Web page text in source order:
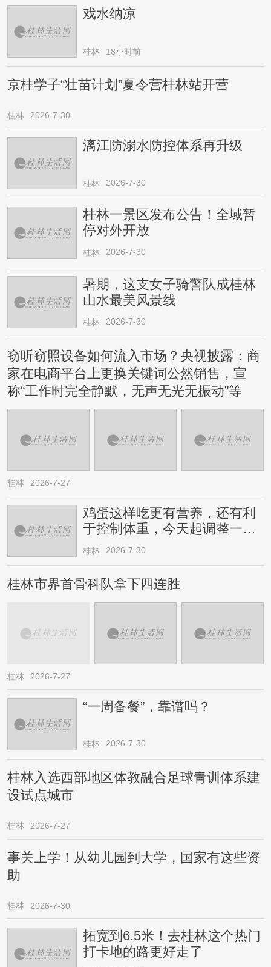
戏水纳凉
桂林 18小时前
京桂学子“壮苗计划”夏令营桂林站开营
桂林 2026-7-30
漓江防溺水防控体系再升级
桂林 2026-7-30
桂林一景区发布公告！全域暂
停对外开放
桂林 2026-7-30
暑期，这支女子骑警队成桂林
山水最美风景线
桂林 2026-7-30
窃听窃照设备如何流入市场？央视披露：商
家在电商平台上更换关键词公然销售，宣
称“工作时完全静默，无声无光无振动”等
桂林 2026-7-27
鸡蛋这样吃更有营养，还有利
于控制体重，今天起调整一下
→
桂林 2026-7-30
桂林市界首骨科队拿下四连胜
桂林 2026-7-27
“一周备餐”，靠谱吗？
桂林 2026-7-30
桂林入选西部地区体教融合足球青训体系建
设试点城市
桂林 2026-7-27
事关上学！从幼儿园到大学，国家有这些资
助
桂林 2026-7-30
拓宽到6.5米！去桂林这个热门
打卡地的路更好走了